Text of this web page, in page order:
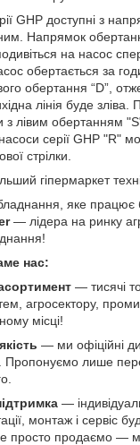
GНР доступні з
Напрямок
на насос
обертається за
обертання “D”,
лінія буде
з лівим обертанням
серії GНР "R"
стрілки.
гіпермаркет
яке працює
— лідера на ринку
нас:
— тисячі
агросектору,
місці!
— ми офіційні
Пропонуємо лише
—
монтаж і сервіс
просто продаємо —